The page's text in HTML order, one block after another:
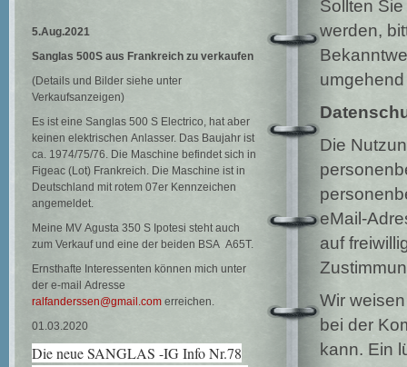
5.Aug.2021
Sanglas 500S aus Frankreich zu verkaufen
(Details und Bilder siehe unter
Verkaufsanzeigen)
Es ist eine Sanglas 500 S Electrico, hat aber
keinen elektrischen Anlasser. Das Baujahr ist
ca. 1974/75/76. Die Maschine befindet sich in
Figeac (Lot) Frankreich. Die Maschine ist in
Deutschland mit rotem 07er Kennzeichen
angemeldet.
Meine MV Agusta 350 S Ipotesi steht auch
zum Verkauf und eine der beiden BSA A65T.
Ernsthafte Interessenten können mich unter
der e-mail Adresse
ralfanderssen@gmail.com erreichen.
01.03.2020
Die neue SANGLAS -IG Info Nr.78
Sollten
werden,
Die
eMail-
auf
Wir
bei der
kann. Ein